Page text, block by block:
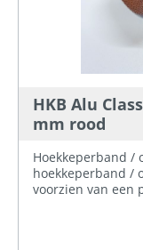
HKB Alu
mm rood
Hoekkeperband /
hoekkeperband /
voorzien van een